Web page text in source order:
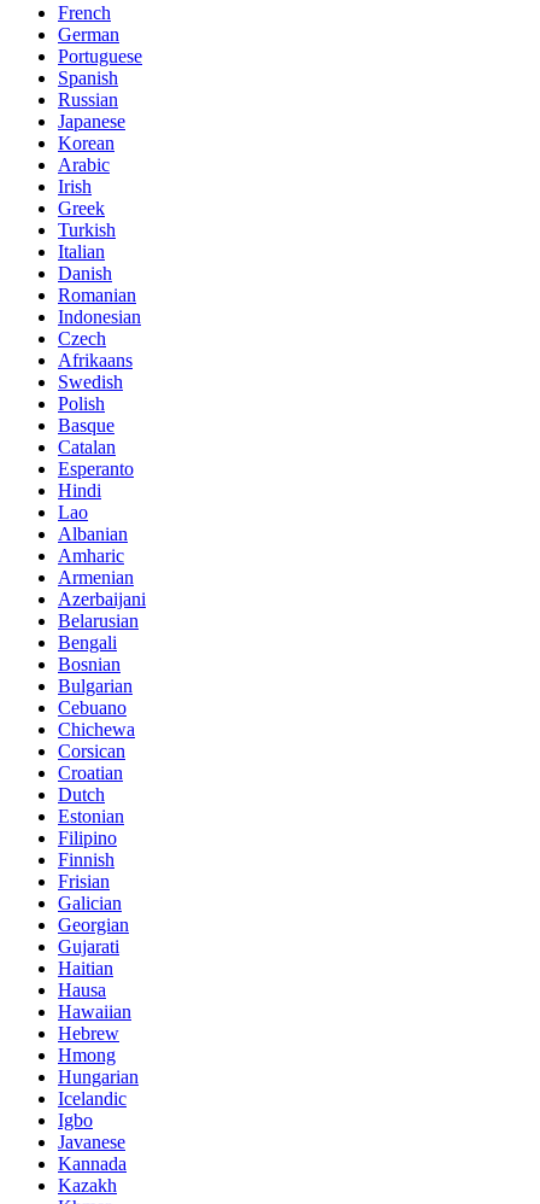
French
German
Portuguese
Spanish
Russian
Japanese
Korean
Arabic
Irish
Greek
Turkish
Italian
Danish
Romanian
Indonesian
Czech
Afrikaans
Swedish
Polish
Basque
Catalan
Esperanto
Hindi
Lao
Albanian
Amharic
Armenian
Azerbaijani
Belarusian
Bengali
Bosnian
Bulgarian
Cebuano
Chichewa
Corsican
Croatian
Dutch
Estonian
Filipino
Finnish
Frisian
Galician
Georgian
Gujarati
Haitian
Hausa
Hawaiian
Hebrew
Hmong
Hungarian
Icelandic
Igbo
Javanese
Kannada
Kazakh